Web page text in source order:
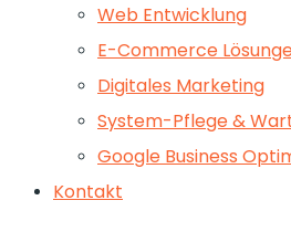
Web Entwicklung
E-Commerce
Digitales Marketing
System-Pflege &
Google Business
Kontakt